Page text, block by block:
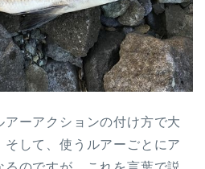
ーアクションの付け方で大
して、使うルアーごとにア